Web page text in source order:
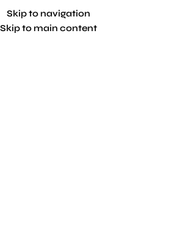
Skip to navigation
Skip to main content